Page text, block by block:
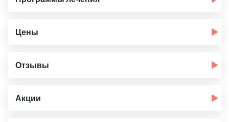
Цены
Отзывы
Акции